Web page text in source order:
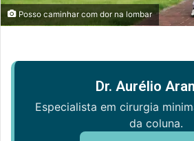
Posso caminhar com dor na lombar
Dr. Aurélio
Especialista em cirurgia
da coluna.